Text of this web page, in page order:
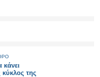
κάνει
κύκλος της